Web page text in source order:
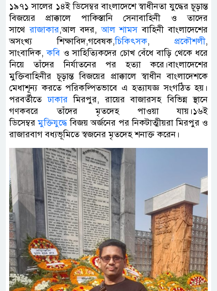
১৯৭১ সালের ১৪ই ডিসেম্বর বাংলাদেশে স্বাধীনতা যুদ্ধের চূড়ান্ত
বিজয়ের প্রাক্কালে পাকিস্তানি সেনাবাহিনী ও তাদের
সাথেরাজাকার,আল বদর,আল শামসবাহিনী বাংলাদেশের
অসংখ্য শিক্ষাবিদ,গবেষক,চিকিৎসক, প্রকৌশলী,
সাংবাদিক,কবি ও সাহিত্যিকদের চোখ বেঁধে বাড়ি থেকে ধরে
নিয়ে তাঁদের নির্যাতনের পর হত্যা করে।বাংলাদেশের
মুক্তিবাহিনীর চূড়ান্ত বিজয়ের প্রাক্কালে স্বাধীন বাংলাদেশকে
মেধাশূন্য করতে পরিকল্পিতভাবে এ হত্যাযজ্ঞ সংগঠিত হয়।
পরবর্তীতেঢাকারমিরপুর, রায়ের বাজারসহ বিভিন্ন স্থানে
গণকবরে তাঁদের মৃতদেহ পাওয়া যায়।১৬ই
ডিসেম্বরমুক্তিযুদ্ধেবিজয় অর্জনের পর নিকটাত্মীয়রা মিরপুর ও
রাজারবাগ বধ্যভূমিতে স্বজনের মৃতদেহ শনাক্ত করেন।